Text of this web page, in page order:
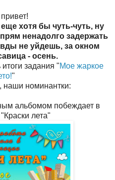
хотя бы чуть-чуть, ну
ненадолго задержать
не уйдешь, за окном
- осень.
задания "Мое жаркое
"
наши номинантки:
альбомом побеждает в
лета"